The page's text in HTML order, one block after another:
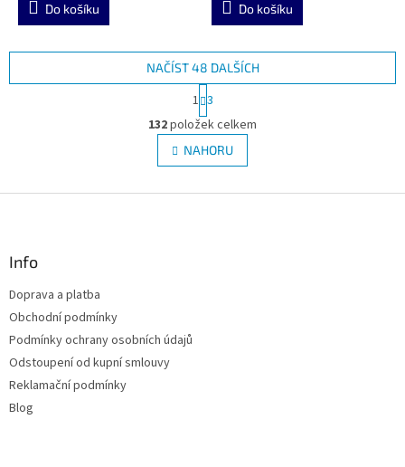
Do košíku Do košíku
O
v
l
á
NAČÍST 48 DALŠÍCH
S
t
r
á
n
k
v
1 3
132položek celkem
NAHORU
Info
Doprava a platba
Obchodní podmínky
Podmínky ochrany osobních údajů
Odstoupení od kupní smlouvy
Reklamační podmínky
Blog